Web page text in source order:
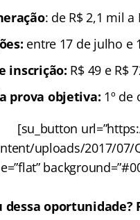
: de R$ 2,1 mil a
: entre 17 de julho e
inscrição: R$ 49 e R$
prova objetiva: 1º de
[su_button
uploads/2017/07/
dessa